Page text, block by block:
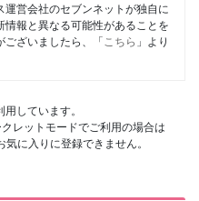
運営会社のセブンネットが独自に
報と異なる可能性があることを
ございましたら、「 こちら 」より
用しています。
レットモードでご利用の場合は
に入りに登録できません。